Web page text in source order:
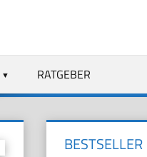
RATGEBER
BESTSELLER